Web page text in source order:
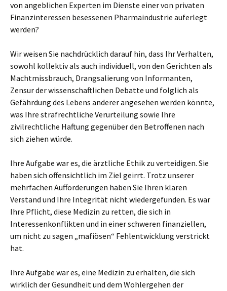
von angeblichen Experten im Dienste einer von privaten
Finanzinteressen besessenen Pharmaindustrie auferlegt
werden?
Wir weisen Sie nachdrücklich darauf hin, dass Ihr Verhalten,
sowohl kollektiv als auch individuell, von den Gerichten als
Machtmissbrauch, Drangsalierung von Informanten,
Zensur der wissenschaftlichen Debatte und folglich als
Gefährdung des Lebens anderer angesehen werden könnte,
was Ihre strafrechtliche Verurteilung sowie Ihre
zivilrechtliche Haftung gegenüber den Betroffenen nach
sich ziehen würde.
Ihre Aufgabe war es, die ärztliche Ethik zu verteidigen. Sie
haben sich offensichtlich im Ziel geirrt. Trotz unserer
mehrfachen Aufforderungen haben Sie Ihren klaren
Verstand und Ihre Integrität nicht wiedergefunden. Es war
Ihre Pflicht, diese Medizin zu retten, die sich in
Interessenkonflikten und in einer schweren finanziellen,
um nicht zu sagen „mafiösen“ Fehlentwicklung verstrickt
hat.
Ihre Aufgabe war es, eine Medizin zu erhalten, die sich
wirklich der Gesundheit und dem Wohlergehen der